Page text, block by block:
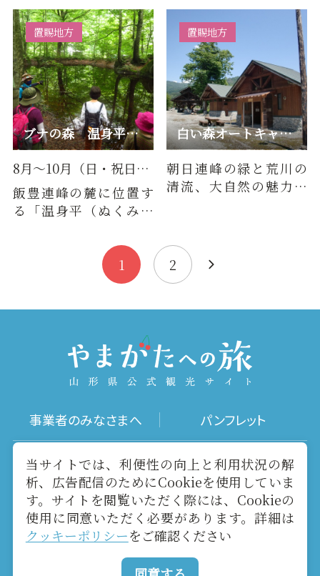
ぐ■ビュースポット車
歩道からの…
備のあるテニスコート
（全天候）…
ブナの森 温身平（ぬくみだいら）ミニツアー（8月～10月の日…
置賜地方
8月～10月（日・祝日）実施
飯豊連峰の麓に位置す
る「温身平（ぬくみだ
と雪のイメージから
白い森オートキャンプ場
置賜地方
朝日連峰の緑と荒川の
清流、大自然の魅力に
1
2
事業者のみなさまへ パンフレット
写真ダウンロード 動画ギャラリー
お役立ちリンク 当サイトについて
メールマガジン お問い合わせ
当サイトでは、利便性の向上と利用状況の解
析、広告配信のためにCookieを使用していま
す。サイトを閲覧いただく際には、Cookieの
使用に同意いただく必要があります。詳細は
クッキーポリシーをご確認ください